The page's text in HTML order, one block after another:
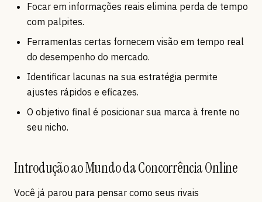
Focar em informações reais elimina perda de tempo
com palpites.
Ferramentas certas fornecem visão em tempo real
do desempenho do mercado.
Identificar lacunas na sua estratégia permite
ajustes rápidos e eficazes.
O objetivo final é posicionar sua marca à frente no
seu nicho.
Introdução ao Mundo da Concorrência Online
Você já parou para pensar como seus rivais